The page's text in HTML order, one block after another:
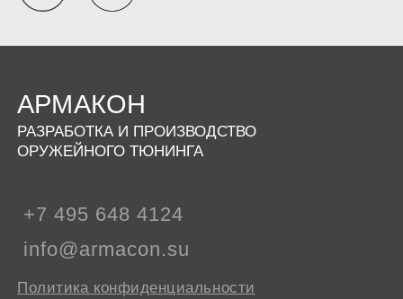
АРМАКОН
РАЗРАБОТКА И ПРОИЗВОДСТВО
ОРУЖЕЙНОГО ТЮНИНГА
+7 495 648 4124
info@armacon.su
Политика конфиденциальности